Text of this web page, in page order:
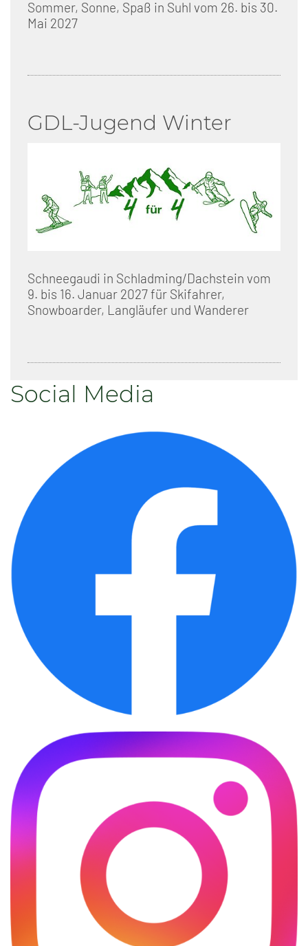
Sommer, Sonne, Spaß in Suhl vom 26. bis 30.
Mai 2027
GDL-Jugend Winter
Schneegaudi in Schladming/Dachstein vom
9. bis 16. Januar 2027 für Skifahrer,
Snowboarder, Langläufer und Wanderer
Social Media